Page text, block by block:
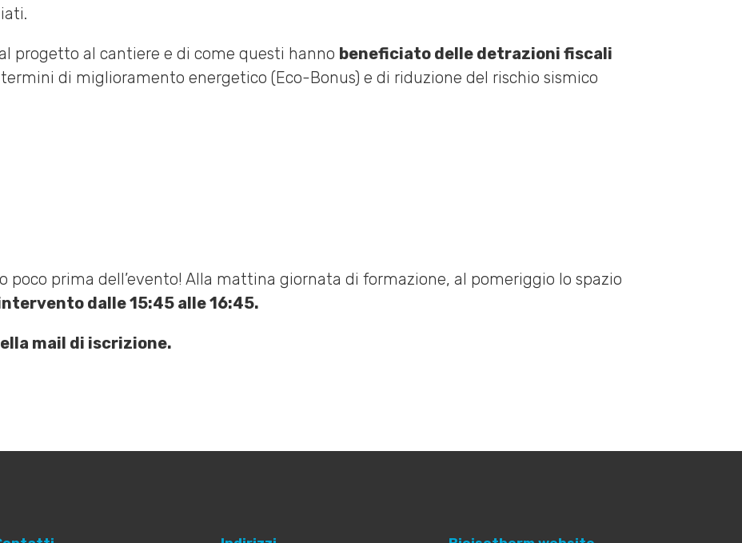
progetto al cantiere e di come questi hanno beneficiato delle detrazioni fiscali
di miglioramento energetico (Eco-Bonus) e di riduzione del rischio sismico
poco prima dell’evento! Alla mattina giornata di formazione, al pomeriggio lo spazio
dalle 15:45 alle 16:45.
mail di iscrizione.